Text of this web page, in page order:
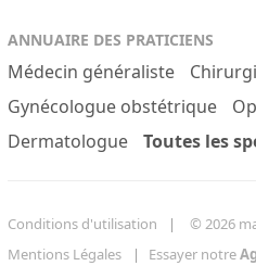
ANNUAIRE DES PRATICIENS
Médecin généraliste
Gynécologue obstétrique
Dermatologue
Toutes les
Conditions d'utilisation
© 2026
Mentions Légales
Essayer notre